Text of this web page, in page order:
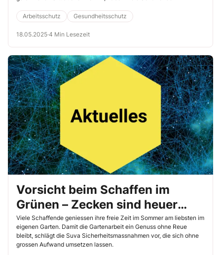
und wie Sie die Beschäftigten unterstützen können, bei Gefahr auch
wirklich STOPP zu sagen.
Arbeitsschutz Gesundheitsschutz
18.05.2025·4 Min Lesezeit
Vorsicht beim Schaffen im
Grünen – Zecken sind heuer
besonders aktiv
Viele Schaffende geniessen ihre freie Zeit im Sommer am liebsten im
eigenen Garten. Damit die Gartenarbeit ein Genuss ohne Reue
bleibt, schlägt die Suva Sicherheitsmassnahmen vor, die sich ohne
grossen Aufwand umsetzen lassen.